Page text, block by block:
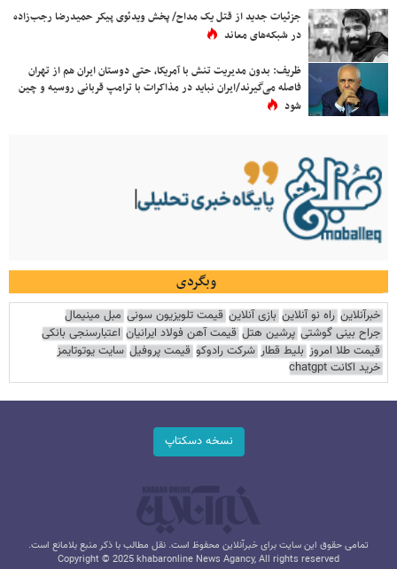
جزئیات جدید از قتل یک مداح/ پخش ویدئوی پیکر حمیدرضا رجب‌زاده
در شبکه‌های معاند
ظریف: بدون مدیریت تنش با آمریکا، حتی دوستان ایران هم از تهران
فاصله می‌گیرند/ایران نباید در مذاکرات با ترامپ قربانی روسیه و چین
شود
وبگردی
خبرآنلاین راه نو آنلاین بازی آنلاین قیمت تلویزیون سونی مبل مینیمال
جراح بینی گوشتی پرشین هتل قیمت آهن فولاد ایرانیان اعتبارسنجی بانکی
قیمت طلا امروز بلیط قطار شرکت رادوکو قیمت پروفیل سایت یوتوتایمز
خرید اکانت chatgpt
نسخه دسکتاپ
تمامی حقوق این سایت برای خبرآنلاین محفوظ است. نقل مطالب با ذکر منبع بلامانع است.
Copyright © 2025 khabaronline News Agancy, All rights reserved